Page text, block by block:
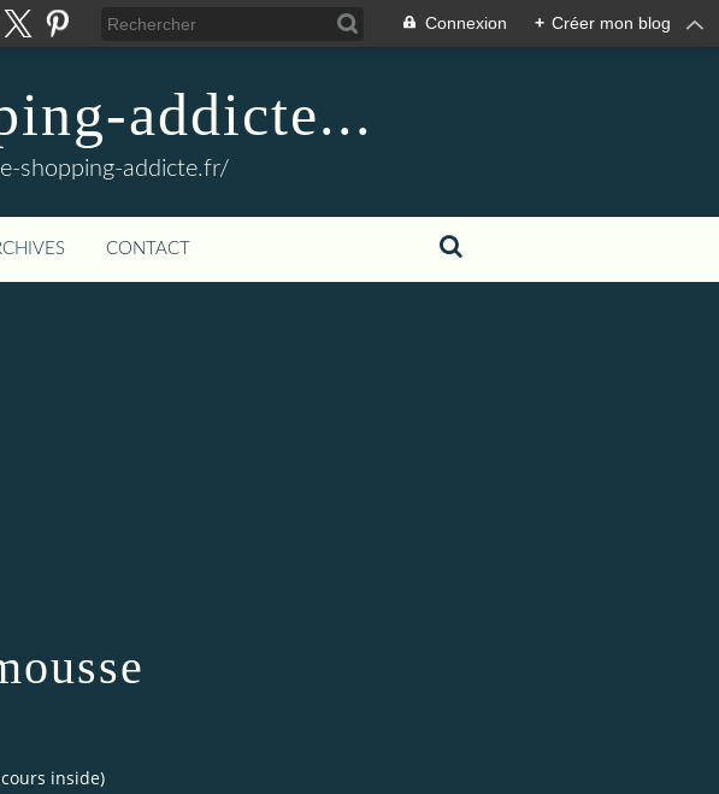
Connexion + Créer mon blog
addicte...
shopping-addicte.fr/
CONTACT
inside)